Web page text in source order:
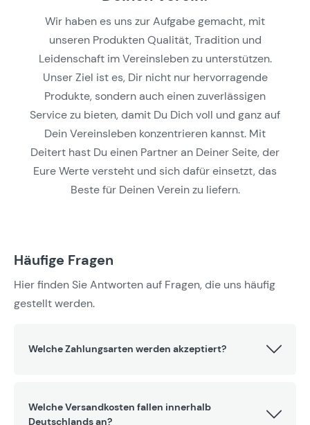
Wir haben es uns zur Aufgabe gemacht, mit
unseren Produkten Qualität, Tradition und
Leidenschaft im Vereinsleben zu unterstützen.
Unser Ziel ist es, Dir nicht nur hervorragende
Produkte, sondern auch einen zuverlässigen
Service zu bieten, damit Du Dich voll und ganz auf
Dein Vereinsleben konzentrieren kannst. Mit
Deitert hast Du einen Partner an Deiner Seite, der
Eure Werte versteht und sich dafür einsetzt, das
Beste für Deinen Verein zu liefern.
Häufige Fragen
Hier finden Sie Antworten auf Fragen, die uns häufig
gestellt werden.
Welche Zahlungsarten werden akzeptiert?
Welche Versandkosten fallen innerhalb
Deutschlands an?